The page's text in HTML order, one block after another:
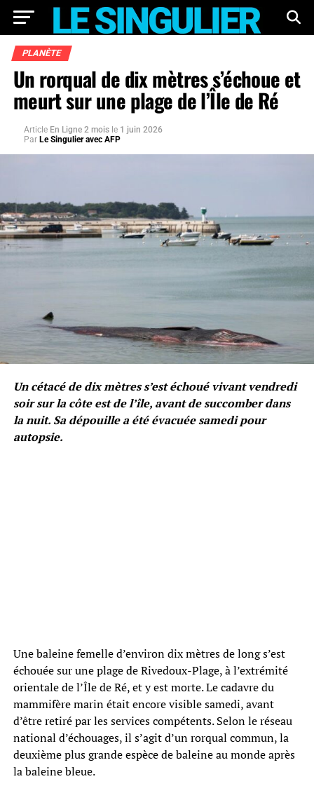
PLANÈTE
Un rorqual de dix mètres s’échoue et
meurt sur une plage de l’Île de Ré
Article En Ligne 2 mois le 1 juin 2026
Par Le Singulier avec AFP
Un cétacé de dix mètres s’est échoué vivant vendredi
soir sur la côte est de l’île, avant de succomber dans
la nuit. Sa dépouille a été évacuée samedi pour
autopsie.
Une baleine femelle d’environ dix mètres de long s’est
échouée sur une plage de Rivedoux-Plage, à l’extrémité
orientale de l’Île de Ré, et y est morte. Le cadavre du
mammifère marin était encore visible samedi, avant
d’être retiré par les services compétents. Selon le réseau
national d’échouages, il s’agit d’un rorqual commun, la
deuxième plus grande espèce de baleine au monde après
la baleine bleue.